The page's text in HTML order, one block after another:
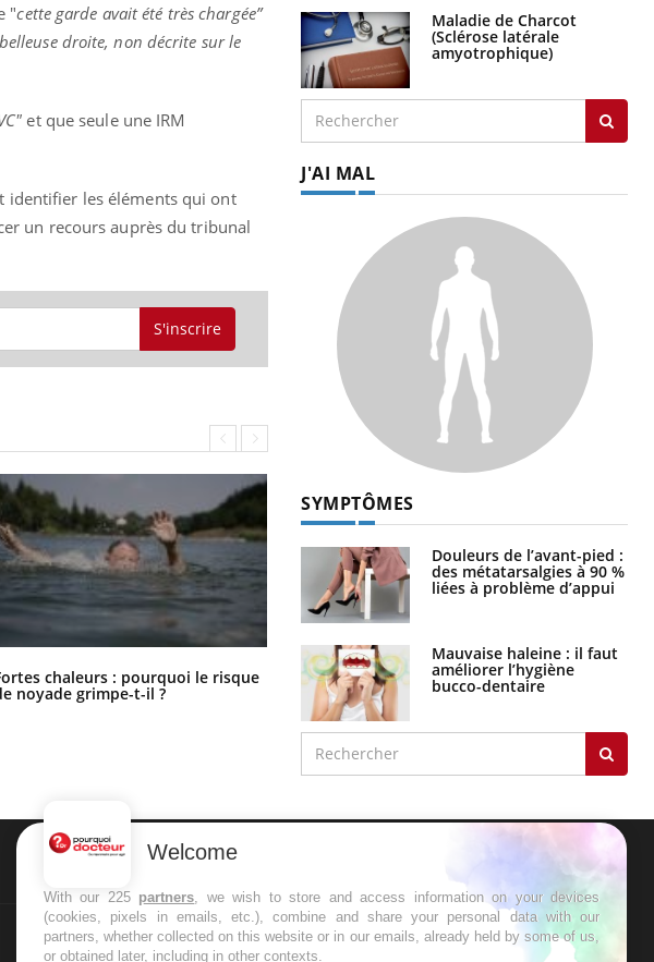
"cette garde avait été très chargée”
droite, non décrite sur le
et que seule une IRM
identifier les éléments qui ont
un recours auprès du tribunal
S'inscrire
chaleurs : pourquoi le risque
noyade grimpe-t-il ?
Le Viagra pourrait-il freiner la
propagation du cancer ?
Maladie de Charcot
(Sclérose latérale
amyotrophique)
J'AI MAL
SYMPTÔMES
Douleurs de l’avant-pied :
des métatarsalgies à 90 %
liées à problème d’appui
Mauvaise haleine : il faut
améliorer l’hygiène
bucco-dentaire
Recevez toutes les semaines les meilleures
infos santé
Welcome
With our 225 partners, we wish to store and access information on your devices
(cookies, pixels in emails, etc.), combine and share your personal data with our
partners, whether collected on this website or in our emails, already held by some of us,
or obtained later, including in other contexts.